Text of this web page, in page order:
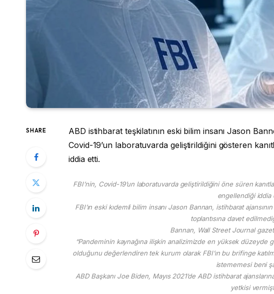
SHARE
ABD istihbarat teşkilatının eski bilim insanı Jason
Covid-19’un laboratuvarda geliştirildiğini gösteren
iddia etti.
FBI’nin, Covid-19’un laboratuvarda geliştirildiğini öne süren
engellendiği iddia
FBI’ın eski kıdemli bilim insanı Jason Bannan, istihbarat
toplantısına davet
Bannan, Wall Street Journal
“Pandeminin kaynağına ilişkin analizimizde en yüksek
olduğunu değerlendiren tek kurum olarak FBI’ın bu brifinge
istememesi beni
ABD Başkanı Joe Biden, Mayıs 2021’de ABD istihbarat
yetkisi